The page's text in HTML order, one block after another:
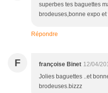
superbes tes baguettes
brodeuses,bonne expo
Répondre
F françoise Binet 12/04/
Jolies baguettes ..et
brodeuses.bizzz